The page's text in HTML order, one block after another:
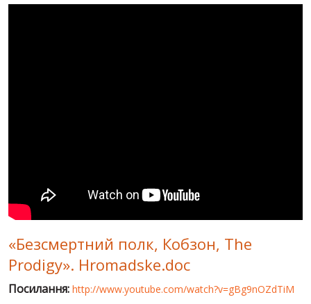
ПУБЛІЧНІ ЛЮДИ
РОСІЙСЬКО-УКРАЇНСЬКА ВІЙНА
"WINTER ON FIRE"
ХРОНОЛОГІЯ ЄВРОМАЙДАНУ
«Безсмертний полк, Кобзон, The
Prodigy». Hromadske.doc
Посилання: http://www.youtube.com/watch?v=gBg9nOZdTiM